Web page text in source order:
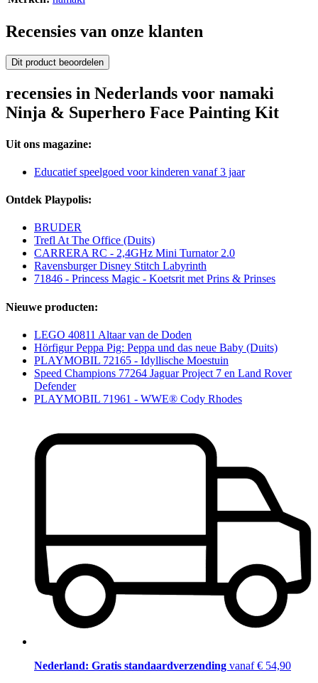
Recensies van onze klanten
Dit product beoordelen
recensies in Nederlands voor namaki
Ninja & Superhero Face Painting Kit
Uit ons magazine:
Educatief speelgoed voor kinderen vanaf 3 jaar
Ontdek Playpolis:
BRUDER
Trefl At The Office (Duits)
CARRERA RC - 2,4GHz Mini Turnator 2.0
Ravensburger Disney Stitch Labyrinth
71846 - Princess Magic - Koetsrit met Prins & Prinses
Nieuwe producten:
LEGO 40811 Altaar van de Doden
Hörfigur Peppa Pig: Peppa und das neue Baby (Duits)
PLAYMOBIL 72165 - Idyllische Moestuin
Speed Champions 77264 Jaguar Project 7 en Land Rover
Defender
PLAYMOBIL 71961 - WWE® Cody Rhodes
Nederland: Gratis standaardverzending vanaf € 54,90